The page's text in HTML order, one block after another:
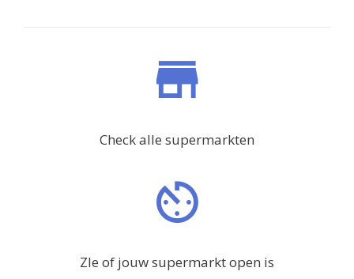
Check alle supermarkten
ZIe of jouw supermarkt open is